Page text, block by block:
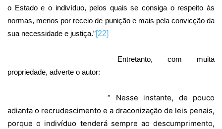
o Estado e o indivíduo, pelos quais se consiga o respeito às
normas, menos por receio de punição e mais pela convicção da
sua necessidade e justiça.”[22]
Entretanto, com muita
propriedade, adverte o autor:
“ Nesse instante, de pouco
adianta o recrudescimento e a draconização de leis penais,
porque o indivíduo tenderá sempre ao descumprimento,